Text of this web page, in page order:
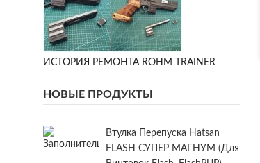
ИСТОРИЯ РЕМОНТА ROHM TRAINER
НОВЫЕ ПРОДУКТЫ
Втулка Перепуска Hatsan
FLASH СУПЕР МАГНУМ (для